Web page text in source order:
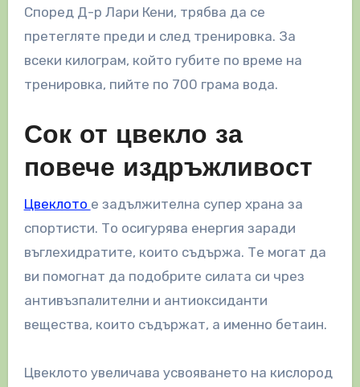
Според Д-р Лари Кени, трябва да се
претегляте преди и след тренировка. За
всеки килограм, който губите по време на
тренировка, пийте по 700 грама вода.
Сок от цвекло за
повече издръжливост
Цвеклото е задължителна супер храна за
спортисти. То осигурява енергия заради
въглехидратите, които съдържа. Те могат да
ви помогнат да подобрите силата си чрез
антивъзпалителни и антиоксиданти
вещества, които съдържат, а именно бетаин.
Цвеклото увеличава усвояването на кислород